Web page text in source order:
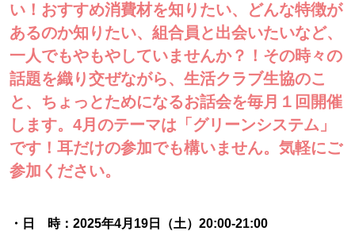
い！おすすめ消費材を知りたい、どんな特徴が
あるのか知りたい、組合員と出会いたいなど、
一人でもやもやしていませんか？！その時々の
話題を織り交ぜながら、生活クラブ生協のこ
と、ちょっとためになるお話会を毎月１回開催
します。4月のテーマは「グリーンシステム」
です！耳だけの参加でも構いません。気軽にご
参加ください。
・日 時：2025年4月19日（土）20:00-21:00